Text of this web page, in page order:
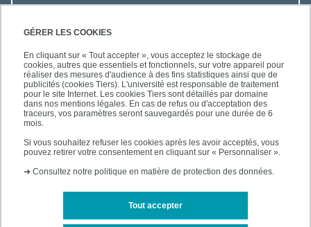
GÉRER LES COOKIES
En cliquant sur « Tout accepter », vous acceptez le stockage de
cookies, autres que essentiels et fonctionnels, sur votre appareil pour
réaliser des mesures d'audience à des fins statistiques ainsi que de
publicités (cookies Tiers). L'université est responsable de traitement
pour le site Internet. Les cookies Tiers sont détaillés par domaine
dans nos mentions légales. En cas de refus ou d'acceptation des
traceurs, vos paramètres seront sauvegardés pour une durée de 6
mois.
Si vous souhaitez refuser les cookies après les avoir acceptés, vous
pouvez retirer votre consentement en cliquant sur « Personnaliser ».
➜ Consultez notre politique en matière de protection des données.
Tout accepter
RESSOURCES
SUIVEZ-NOUS
Plan d'accès